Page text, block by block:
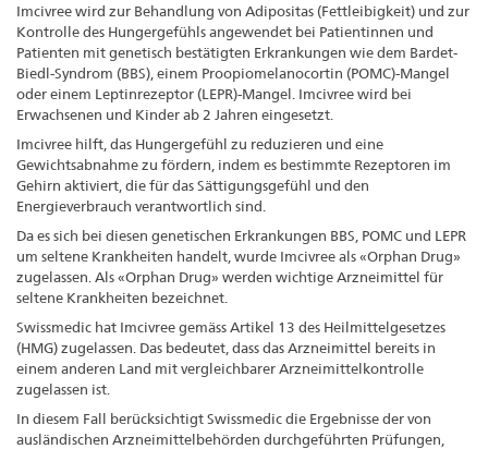
Imcivree wird zur Behandlung von Adipositas (Fettleibigkeit) und zur
Kontrolle des Hungergefühls angewendet bei Patientinnen und
Patienten mit genetisch bestätigten Erkrankungen wie dem Bardet-
Biedl-Syndrom (BBS), einem Proopiomelanocortin (POMC)-Mangel
oder einem Leptinrezeptor (LEPR)-Mangel. Imcivree wird bei
Erwachsenen und Kinder ab 2 Jahren eingesetzt.
Imcivree hilft, das Hungergefühl zu reduzieren und eine
Gewichtsabnahme zu fördern, indem es bestimmte Rezeptoren im
Gehirn aktiviert, die für das Sättigungsgefühl und den
Energieverbrauch verantwortlich sind.
Da es sich bei diesen genetischen Erkrankungen BBS, POMC und LEPR
um seltene Krankheiten handelt, wurde Imcivree als «Orphan Drug»
zugelassen. Als «Orphan Drug» werden wichtige Arzneimittel für
seltene Krankheiten bezeichnet.
Swissmedic hat Imcivree gemäss Artikel 13 des Heilmittelgesetzes
(HMG) zugelassen. Das bedeutet, dass das Arzneimittel bereits in
einem anderen Land mit vergleichbarer Arzneimittelkontrolle
zugelassen ist.
In diesem Fall berücksichtigt Swissmedic die Ergebnisse der von
ausländischen Arzneimittelbehörden durchgeführten Prüfungen,